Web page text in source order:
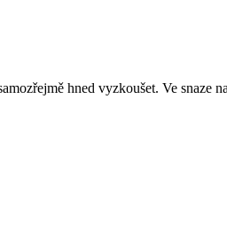
hned vyzkoušet. Ve snaze